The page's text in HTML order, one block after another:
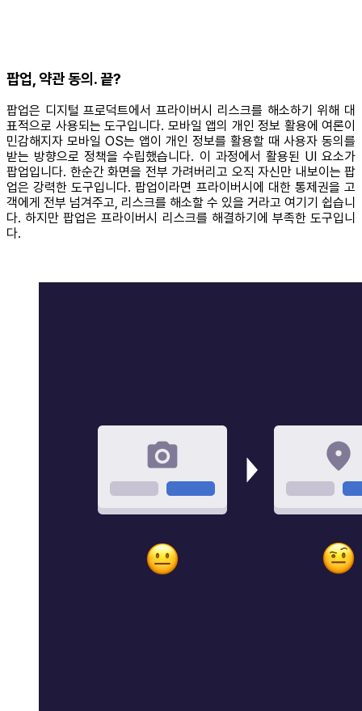
팝업, 약관 동의. 끝?
팝업은 디지털 프로덕트에서 프라이버시 리스크를 해소하기 위해 대
표적으로 사용되는 도구입니다. 모바일 앱의 개인 정보 활용에 여론이
민감해지자 모바일 OS는 앱이 개인 정보를 활용할 때 사용자 동의를
받는 방향으로 정책을 수립했습니다. 이 과정에서 활용된 UI 요소가
팝업입니다. 한순간 화면을 전부 가려버리고 오직 자신만 내보이는 팝
업은 강력한 도구입니다. 팝업이라면 프라이버시에 대한 통제권을 고
객에게 전부 넘겨주고, 리스크를 해소할 수 있을 거라고 여기기 쉽습니
다. 하지만 팝업은 프라이버시 리스크를 해결하기에 부족한 도구입니
다.